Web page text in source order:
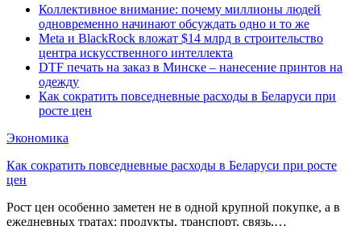
Коллективное внимание: почему миллионы людей
одновременно начинают обсуждать одно и то же
Meta и BlackRock вложат $14 млрд в строительство
центра искусственного интеллекта
DTF печать на заказ в Минске – нанесение принтов на
одежду
Как сократить повседневные расходы в Беларуси при
росте цен
Экономика
Как сократить повседневные расходы в Беларуси при росте
цен
Рост цен особенно заметен не в одной крупной покупке, а в
ежедневных тратах: продукты, транспорт, связь,…